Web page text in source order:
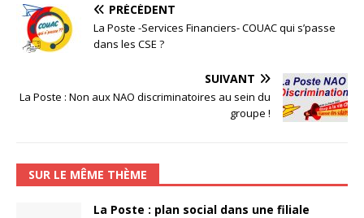
PRÉCÉDENT
La Poste -Services Financiers- COUAC qui s’passe
dans les CSE ?
SUIVANT
La Poste : Non aux NAO discriminatoires au sein du
groupe !
SUR LE MÊME THÈME
La Poste : plan social dans une filiale